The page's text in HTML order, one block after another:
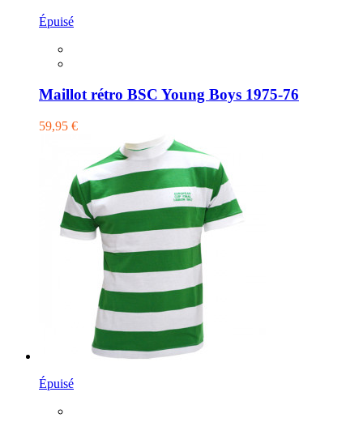
Épuisé
Maillot rétro BSC Young Boys 1975-76
59,95 €
Épuisé